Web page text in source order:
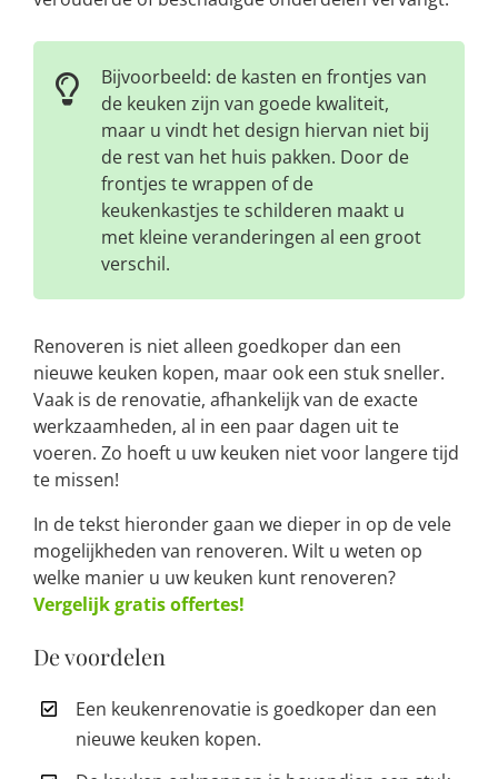
Bijvoorbeeld: de kasten en frontjes van
de keuken zijn van goede kwaliteit,
maar u vindt het design hiervan niet bij
de rest van het huis pakken. Door de
frontjes te wrappen of de
keukenkastjes te schilderen maakt u
met kleine veranderingen al een groot
verschil.
Renoveren is niet alleen goedkoper dan een
nieuwe keuken kopen, maar ook een stuk sneller.
Vaak is de renovatie, afhankelijk van de exacte
werkzaamheden, al in een paar dagen uit te
voeren. Zo hoeft u uw keuken niet voor langere tijd
te missen!
In de tekst hieronder gaan we dieper in op de vele
mogelijkheden van renoveren. Wilt u weten op
welke manier u uw keuken kunt renoveren?
Vergelijk gratis offertes!
De voordelen
Een keukenrenovatie is goedkoper dan een
nieuwe keuken kopen.